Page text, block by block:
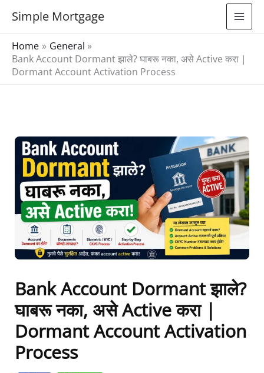
Simple Mortgage
Home
General
Bank Account Dormant झाले? घाबरू नका, असे Active करा |
Dormant Account Activation Process
Bank Account Dormant झाले?
घाबरू नका, असे Active करा |
Dormant Account Activation
Process